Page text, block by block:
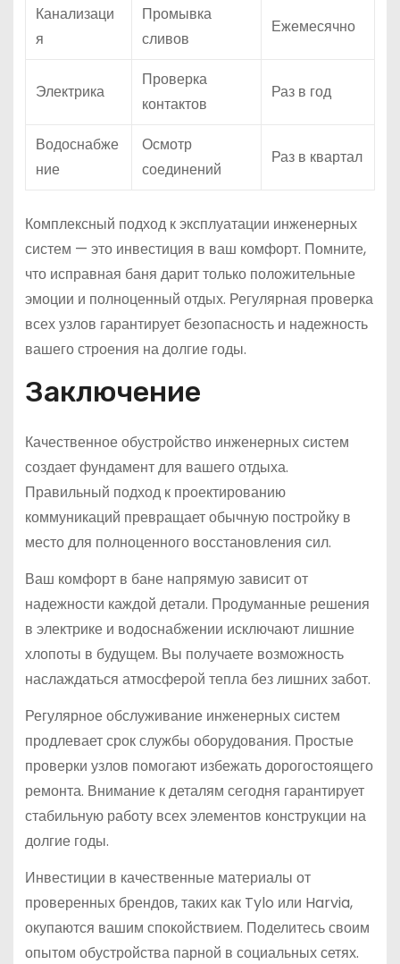
Канализаци
я
Промывка
сливов
Ежемесячно
Электрика
Проверка
контактов
Раз в год
Водоснабже
ние
Осмотр
соединений
Раз в квартал
Комплексный подход к эксплуатации инженерных
систем — это инвестиция в ваш комфорт. Помните,
что исправная баня дарит только положительные
эмоции и полноценный отдых. Регулярная проверка
всех узлов гарантирует безопасность и надежность
вашего строения на долгие годы.
Заключение
Качественное обустройство инженерных систем
создает фундамент для вашего отдыха.
Правильный подход к проектированию
коммуникаций превращает обычную постройку в
место для полноценного восстановления сил.
Ваш комфорт в бане напрямую зависит от
надежности каждой детали. Продуманные решения
в электрике и водоснабжении исключают лишние
хлопоты в будущем. Вы получаете возможность
наслаждаться атмосферой тепла без лишних забот.
Регулярное обслуживание инженерных систем
продлевает срок службы оборудования. Простые
проверки узлов помогают избежать дорогостоящего
ремонта. Внимание к деталям сегодня гарантирует
стабильную работу всех элементов конструкции на
долгие годы.
Инвестиции в качественные материалы от
проверенных брендов, таких как Tylo или Harvia,
окупаются вашим спокойствием. Поделитесь своим
опытом обустройства парной в социальных сетях.